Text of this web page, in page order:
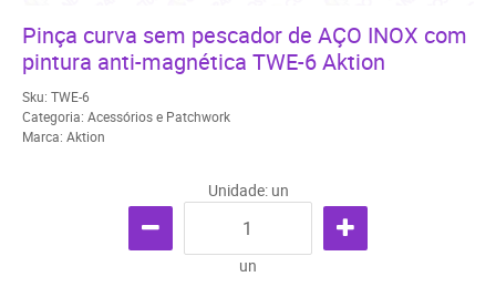
Pinça curva sem pescador de AÇO INOX com
pintura anti-magnética TWE-6 Aktion
Sku: TWE-6
Categoria: Acessórios e Patchwork
Marca: Aktion
Unidade: un
un